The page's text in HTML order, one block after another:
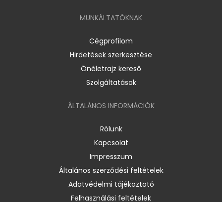
MUNKÁLTATÓKNAK
Cégprofilom
Hirdetések szerkesztése
Önéletrajz kereső
Szolgáltatások
ÁLTALÁNOS INFORMÁCIÓK
Rólunk
Kapcsolat
Impresszum
Általános szerződési feltételek
Adatvédelmi tájékoztató
Felhasználási feltételek